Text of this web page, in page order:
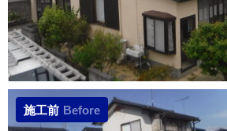
施工前 Before